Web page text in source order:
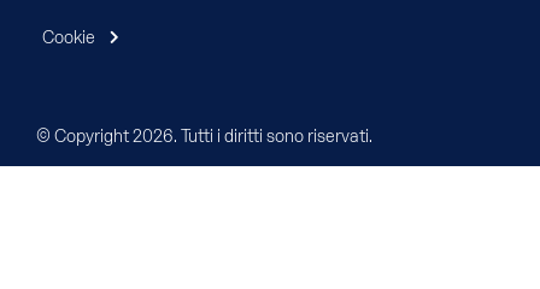
© Copyright 2026. Tutti i diritti sono riservati.
Cookie